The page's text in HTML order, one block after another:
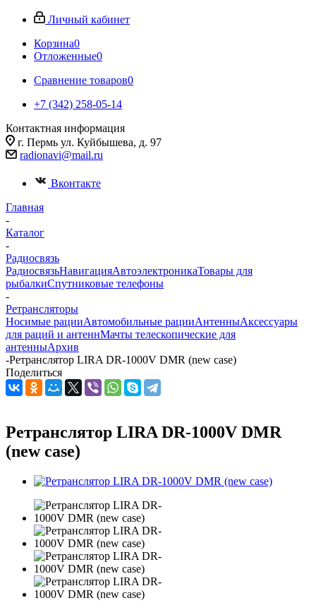
Личный кабинет
Корзина0
Отложенные0
Сравнение товаров0
+7 (342) 258-05-14
Контактная информация
г. Пермь ул. Куйбышева, д. 97
radionavi@mail.ru
Вконтакте
Главная
-
Каталог
-
Радиосвязь
РадиосвязьНавигацияАвтоэлектроникаТовары для
рыбалкиСпутниковые телефоны
-
Ретрансляторы
Носимые рацииАвтомобильные рацииАнтенныАксессуары
для раций и антеннМачты телескопические для
антенныАрхив
-Ретранслятор LIRA DR-1000V DMR (new case)
Поделиться
Ретранслятор LIRA DR-1000V DMR
(new case)